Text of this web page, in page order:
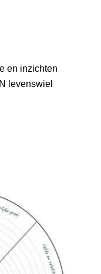
en inzichten
levenswiel